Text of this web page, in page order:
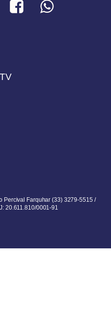
Percival Farquhar (33) 3279-5515 /
20.611.810/0001-91